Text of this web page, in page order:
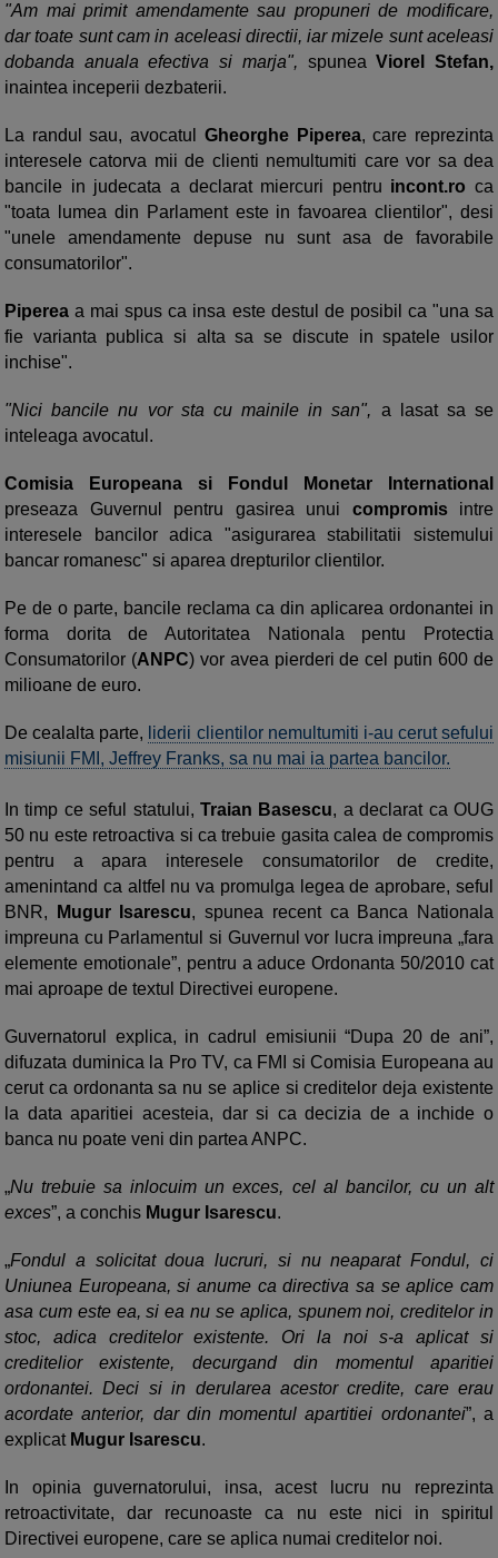
"Am mai primit amendamente sau propuneri de modificare,
dar toate sunt cam in aceleasi directii, iar mizele sunt aceleasi
dobanda anuala efectiva si marja", spuneaViorel Stefan,
inaintea inceperii dezbaterii.
La randul sau, avocatul Gheorghe Piperea, care reprezinta
interesele catorva mii de clienti nemultumiti care vor sa dea
bancile in judecata a declarat miercuri pentru incont.ro ca
"toata lumea din Parlament este in favoarea clientilor", desi
"unele amendamente depuse nu sunt asa de favorabile
consumatorilor".
Piperea a mai spus ca insa este destul de posibil ca "una sa
fie varianta publica si alta sa se discute in spatele usilor
inchise".
"Nici bancile nu vor sta cu mainile in san", a lasat sa se
inteleaga avocatul.
Comisia Europeana si Fondul Monetar International
preseaza Guvernul pentru gasirea unui compromisintre
interesele bancilor adica "asigurarea stabilitatii sistemului
bancar romanesc" si aparea drepturilor clientilor.
Pe de o parte, bancile reclama ca din aplicarea ordonantei in
forma dorita de Autoritatea Nationala pentu Protectia
Consumatorilor (ANPC) vor avea pierderi de cel putin 600 de
milioane de euro.
De cealalta parte, liderii clientilor nemultumiti i-au cerut sefului
misiunii FMI, Jeffrey Franks, sa nu mai ia partea bancilor.
In timp ce seful statului, Traian Basescu, a declarat ca OUG
50 nu este retroactiva si ca trebuie gasita calea de compromis
pentru a apara interesele consumatorilor de credite,
amenintand ca altfel nu va promulga legea de aprobare, seful
BNR,
Mugur Isarescu, spunea recent ca Banca Nationala
impreuna cu Parlamentul si Guvernul vor lucra impreuna „fara
elemente emotionale”, pentru a aduce Ordonanta 50/2010 cat
mai aproape de textul Directivei europene.
Guvernatorul explica, in cadrul emisiunii “Dupa 20 de ani”,
difuzata duminica la Pro TV, ca FMI si Comisia Europeana au
cerut ca ordonanta sa nu se aplice si creditelor deja existente
la data aparitiei acesteia, dar si ca decizia de a inchide o
banca nu poate veni din partea ANPC.
„Nu trebuie sa inlocuim un exces, cel al bancilor, cu un alt
exces”, a conchis Mugur Isarescu.
„Fondul a solicitat doua lucruri, si nu neaparat Fondul, ci
Uniunea Europeana, si anume ca directiva sa se aplice cam
asa cum este ea, si ea nu se aplica, spunem noi, creditelor in
stoc, adica creditelor existente. Ori la noi s-a aplicat si
creditelior existente, decurgand din momentul aparitiei
ordonantei. Deci si in derularea acestor credite, care erau
acordate anterior, dar din momentul apartitiei ordonantei”, a
explicat Mugur Isarescu.
In opinia guvernatorului, insa, acest lucru nu reprezinta
retroactivitate, dar recunoaste ca nu este nici in spiritul
Directivei europene, care se aplica numai creditelor noi.